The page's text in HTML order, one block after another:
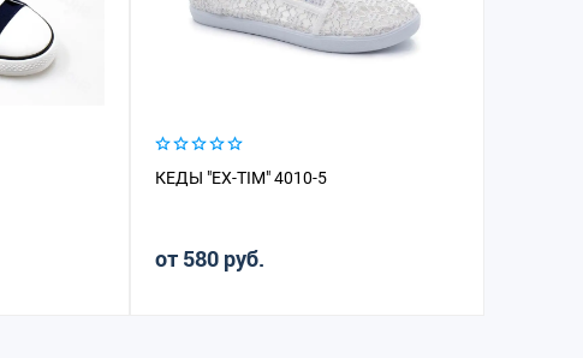
КЕДЫ "EX-TIM" 4010-5
от 580 руб.